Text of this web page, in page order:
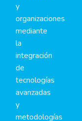
y
organizaciones
mediante
la
integración
de
tecnologías
avanzadas
y
metodologías